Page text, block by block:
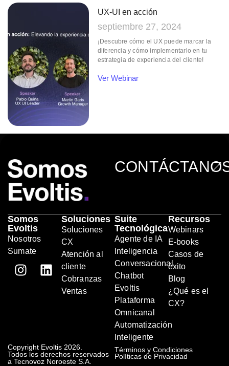
UX-UI en acción
septiembre 27, 2024
¡Descubre cómo el UX puede marcar la
diferencia y cómo implementarlo en tu
estrategia de experiencia del cliente!
Ver Webinar
Soluciones
Soluciones
CX
Atención al
cliente
Cobranzas
Ventas
Suite
Tecnológica
Agente de IA
Inteligencia
Conversacional
Chatbot
Evoltis
Plataforma
Omnicanal
Automatización
Inteligente
Recursos
Webinars
E-books
Casos de
éxito
Blog
¿Qué es el
CX?
Somos
Evoltis
Nosotros
Sumate
Copyright Evoltis 2026.
Todos los derechos reservados
a Tecnovoz Noroeste S.A.
Términos y Condiciones
Políticas de Privacidad